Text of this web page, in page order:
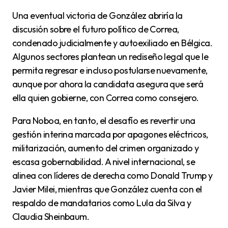
Una eventual victoria de González abriría la
discusión sobre el futuro político de Correa,
condenado judicialmente y autoexiliado en Bélgica.
Algunos sectores plantean un rediseño legal que le
permita regresar e incluso postularse nuevamente,
aunque por ahora la candidata asegura que será
ella quien gobierne, con Correa como consejero.
Para Noboa, en tanto, el desafío es revertir una
gestión interina marcada por apagones eléctricos,
militarización, aumento del crimen organizado y
escasa gobernabilidad. A nivel internacional, se
alinea con líderes de derecha como Donald Trump y
Javier Milei, mientras que González cuenta con el
respaldo de mandatarios como Lula da Silva y
Claudia Sheinbaum.